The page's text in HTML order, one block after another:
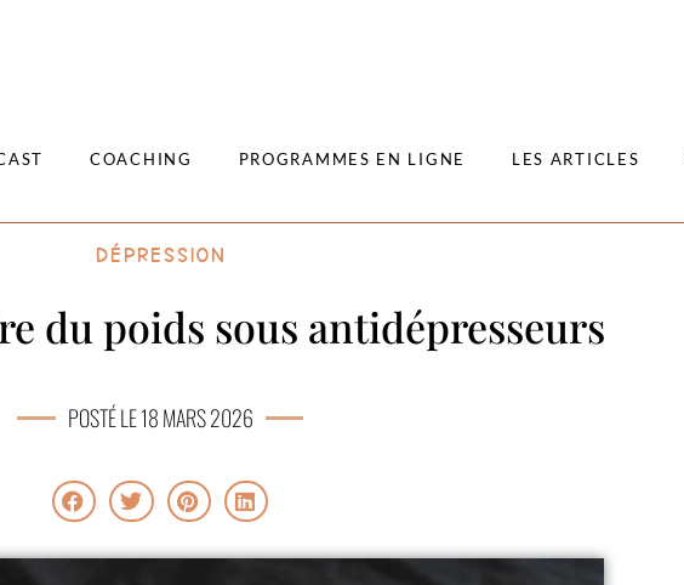
COACHING PROGRAMMES EN LIGNE LES ARTICLES
Dépression
du poids sous antidépresseurs
POSTÉ LE 18 MARS 2026